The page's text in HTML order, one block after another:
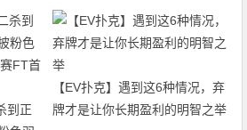
主赛FT逆袭成功
到正
【EV扑克】遇到这6种情况，弃
牌才是让你长期盈利的明智之举